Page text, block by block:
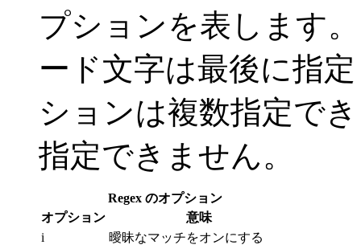
プションを表します
ード文字は最後に指
ションは複数指定で
指定できません。
Regex のオプション
オプション
意味
i
曖昧なマッチをオンにする